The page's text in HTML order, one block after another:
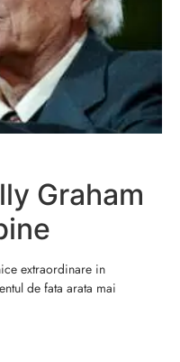
Graham
extraordinare in
de fata arata mai